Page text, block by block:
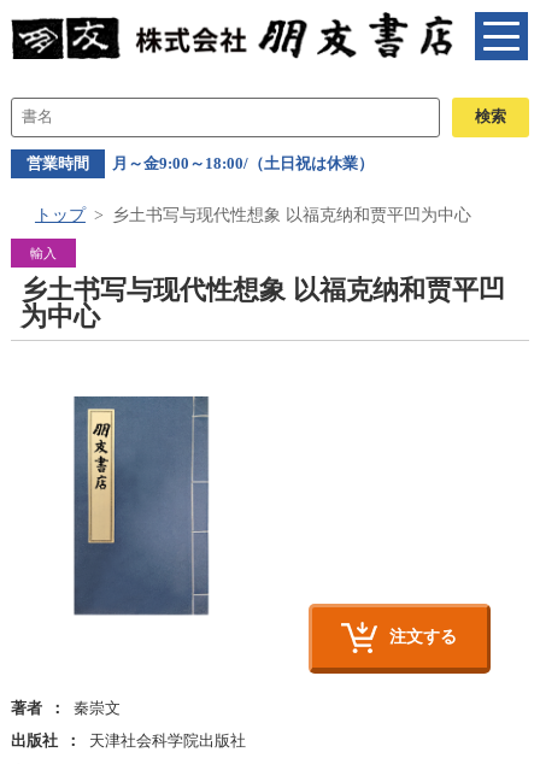
営業時間 月～金9:00～18:00/（土日祝は休業）
トップ 乡土书写与现代性想象 以福克纳和贾平凹为中心
輸入
乡土书写与现代性想象 以福克纳和贾平凹
为中心
注文する
著者
秦崇文
出版社
天津社会科学院出版社